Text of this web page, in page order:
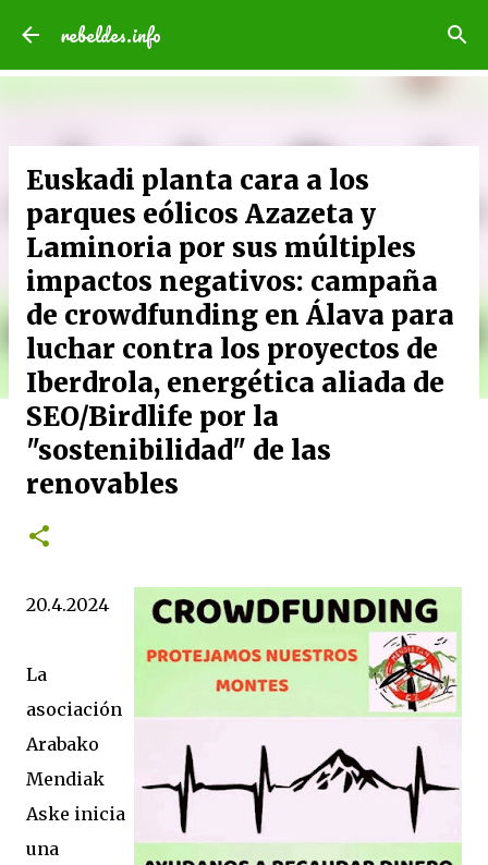
Ir al contenido principal
rebeldes.info
Euskadi planta cara a los
parques eólicos Azazeta y
Laminoria por sus múltiples
impactos negativos: campaña
de crowdfunding en Álava para
luchar contra los proyectos de
Iberdrola, energética aliada de
SEO/Birdlife por la
"sostenibilidad" de las
renovables
20.4.2024
La
asociación
Arabako
Mendiak
Aske inicia
una